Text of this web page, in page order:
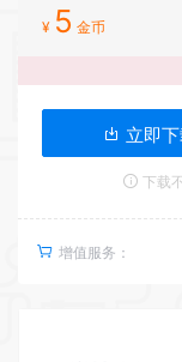
¥ 5 金币
立即
下载
增值服务：